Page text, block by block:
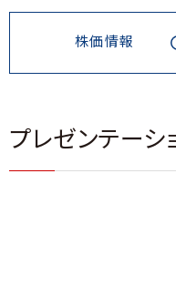
株価情報
プレゼンテーシ